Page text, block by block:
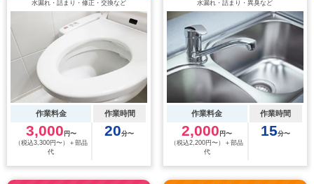
水漏れ・詰まり・修正・交換など
作業料金 作業時間
3,000 円〜
（税込3,300円〜）＋部品
代
20分〜
水漏れ・詰まり・異臭など
作業料金 作業時間
2,000 円〜
（税込2,200円〜）＋部品
代
15分〜